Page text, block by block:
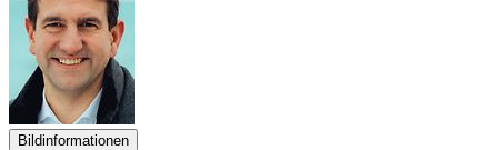
Bildinformationen